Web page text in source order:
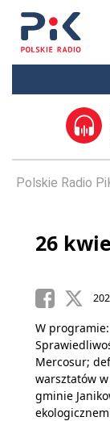
Polskie Radio
26
W programie:
Mercosur;
warsztatów
gminie